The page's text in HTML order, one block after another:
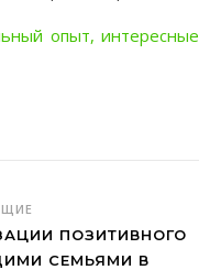
опыт, интересные
ПОЗИТИВНОГО
СЕМЬЯМИ В